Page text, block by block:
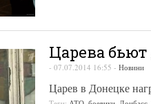
Царева
- 07.07.2014 16:55 - Новини
Царев в Донецке